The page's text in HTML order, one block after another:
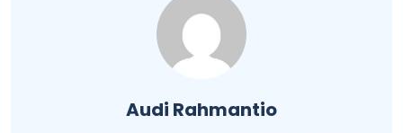
Audi Rahmantio